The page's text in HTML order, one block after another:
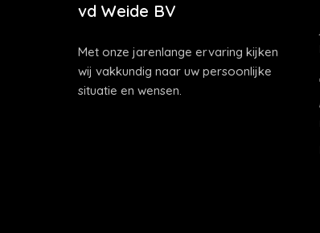
vd Weide BV
Met onze jarenlange ervaring kijken
wij vakkundig naar uw persoonlijke
situatie en wensen.